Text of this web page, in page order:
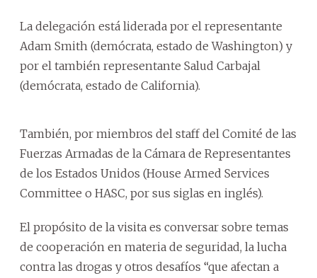
La delegación está liderada por el representante
Adam Smith (demócrata, estado de Washington) y
por el también representante Salud Carbajal
(demócrata, estado de California).
También, por miembros del staff del Comité de las
Fuerzas Armadas de la Cámara de Representantes
de los Estados Unidos (House Armed Services
Committee o HASC, por sus siglas en inglés).
El propósito de la visita es conversar sobre temas
de cooperación en materia de seguridad, la lucha
contra las drogas y otros desafíos “que afectan a